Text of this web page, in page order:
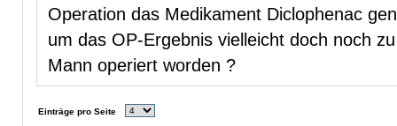
Operation das Medikament Diclophenac
um das OP-Ergebnis vielleicht doch noch
Mann operiert worden ?
Einträge pro Seite